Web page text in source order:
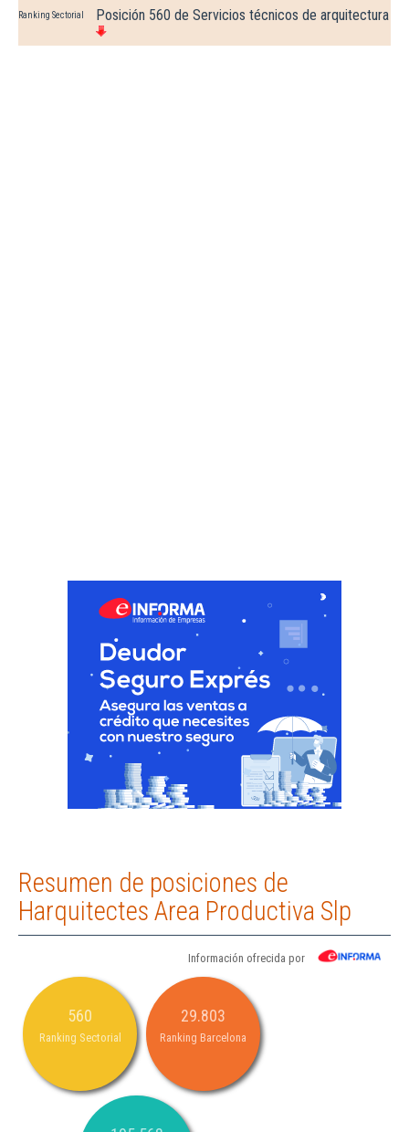
Ranking Sectorial Posición 560 de Servicios técnicos de arquitectura
Resumen de posiciones de
Harquitectes Area Productiva Slp
Información ofrecida por
560
Ranking Sectorial
29.803
Ranking Barcelona